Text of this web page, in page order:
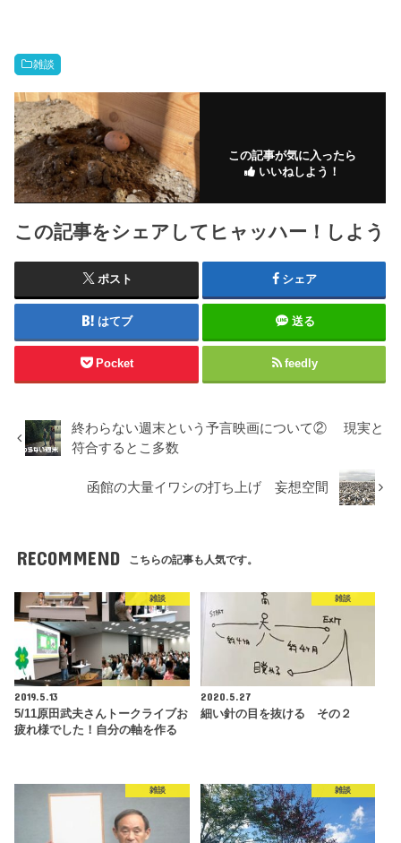
雑談
この記事が気に入ったら
いいねしよう！
この記事をシェアしてヒャッハー！しよう
ポスト シェア
はてブ 送る
Pocket feedly
終わらない週末という予言映画について② 現実と
符合するとこ多数
函館の大量イワシの打ち上げ 妄想空間
RECOMMEND こちらの記事も人気です。
雑談
2019.5.13
5/11原田武夫さんトークライブお
疲れ様でした！自分の軸を作る
雑談
2020.5.27
細い針の目を抜ける その２
雑談 雑談